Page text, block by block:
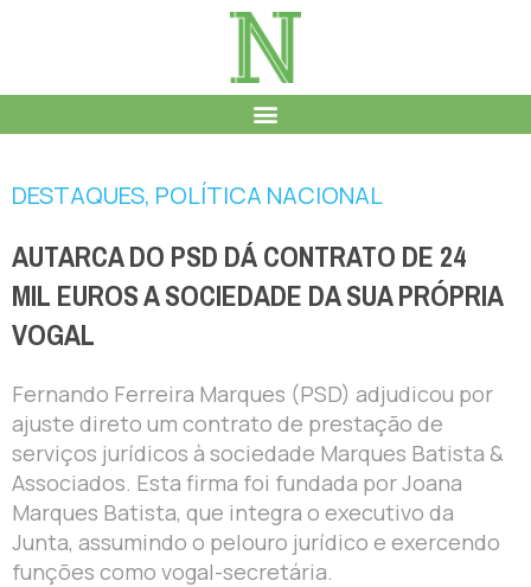
DESTAQUES, POLÍTICA NACIONAL
AUTARCA DO PSD DÁ CONTRATO DE 24
MIL EUROS A SOCIEDADE DA SUA PRÓPRIA
VOGAL
Fernando Ferreira Marques (PSD) adjudicou por
ajuste direto um contrato de prestação de
serviços jurídicos à sociedade Marques Batista &
Associados. Esta firma foi fundada por Joana
Marques Batista, que integra o executivo da
Junta, assumindo o pelouro jurídico e exercendo
funções como vogal-secretária.